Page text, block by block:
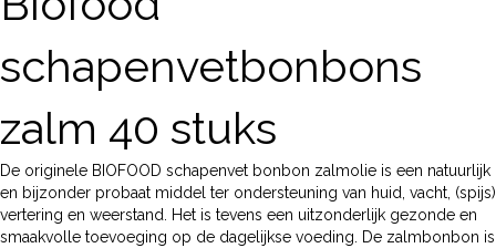
schapenvetbonbons
zalm 40 stuks
De originele BIOFOOD schapenvet bonbon zalmolie is een natuurlijk
en bijzonder probaat middel ter ondersteuning van huid, vacht, (spijs)
vertering en weerstand. Het is tevens een uitzonderlijk gezonde en
smaakvolle toevoeging op de dagelijkse voeding. De zalmbonbon is